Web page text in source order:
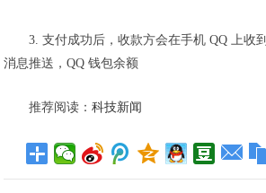
3. 支付成功后，收款方会在手机 QQ 上收
消息推送，QQ 钱包余额
推荐阅读：科技新闻